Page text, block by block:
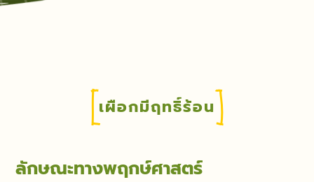
เผือกมีฤทธิ์ร้อน
ลักษณะทางพฤกษ์ศาสตร์